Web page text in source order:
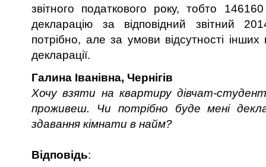
звітного податкового року, тобто
декларацію за відповідний звітний
потрібно, але за умови відсутності
декларації.
Галина Іванівна, Чернігів
Хочу взяти на квартиру дівчат-
проживеш. Чи потрібно буде мені
здавання кімнати в найм?
Відповідь: